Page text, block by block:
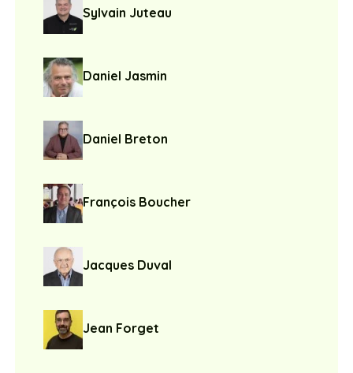
Sylvain Juteau
Daniel Jasmin
Daniel Breton
François Boucher
Jacques Duval
Jean Forget